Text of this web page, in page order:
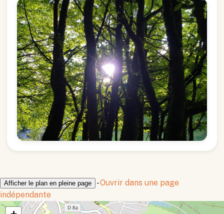
Afficher le plan en pleine page -Ouvrir dans une page
indépendante